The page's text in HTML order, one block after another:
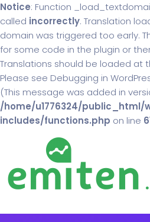
Notice: Function
called incorrectly. Translation
domain was triggered too early.
for some code in the plugin or
Translations should be loaded at
Please see Debugging in
(This message was added in
/home/u1776324/public_html/
includes/functions.php on line